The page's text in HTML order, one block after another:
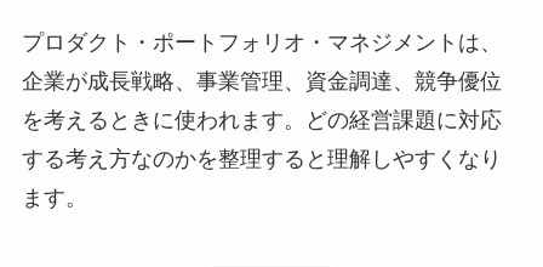
プロダクト・ポートフォリオ・マネジメントは、
企業が成長戦略、事業管理、資金調達、競争優位
を考えるときに使われます。どの経営課題に対応
する考え方なのかを整理すると理解しやすくなり
ます。